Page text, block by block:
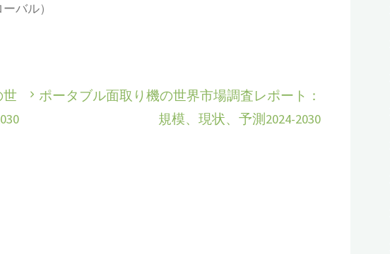
バル）
世
ポータブル面取り機の世界市場調査レポート：
規模、現状、予測2024-2030